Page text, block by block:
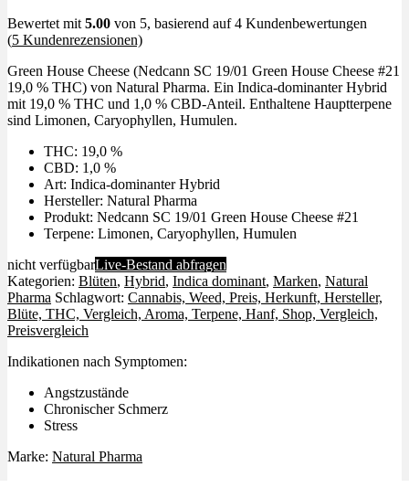
Bewertet mit 5.00 von 5, basierend auf4 Kundenbewertungen
(5 Kundenrezensionen)
Green House Cheese (Nedcann SC 19/01 Green House Cheese #21
19,0 % THC) von Natural Pharma. Ein Indica-dominanter Hybrid
mit 19,0 % THC und 1,0 % CBD-Anteil. Enthaltene Hauptterpene
sind Limonen, Caryophyllen, Humulen.
THC: 19,0 %
CBD: 1,0 %
Art: Indica-dominanter Hybrid
Hersteller: Natural Pharma
Produkt: Nedcann SC 19/01 Green House Cheese #21
Terpene: Limonen, Caryophyllen, Humulen
nicht verfügbarLive-Bestand abfragen
Kategorien: Blüten, Hybrid, Indica dominant, Marken, Natural
Pharma Schlagwort: Cannabis, Weed, Preis, Herkunft, Hersteller,
Blüte, THC, Vergleich, Aroma, Terpene, Hanf, Shop, Vergleich,
Preisvergleich
Indikationen nach Symptomen:
Angstzustände
Chronischer Schmerz
Stress
Marke: Natural Pharma